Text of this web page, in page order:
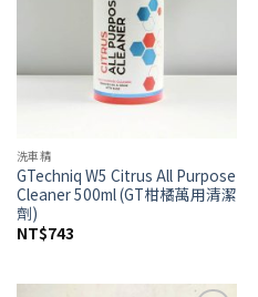
洗車精
GTechniq W5 Citrus All Purpose
Cleaner 500ml (GT柑橘萬用清潔
劑)
NT$743